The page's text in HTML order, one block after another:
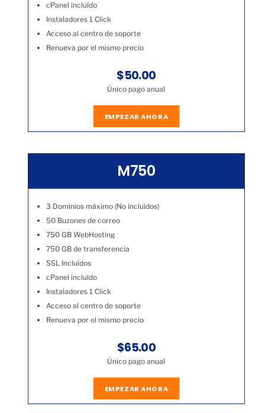
cPanel incluído
Instaladores 1 Click
Acceso al centro de soporte
Renueva por el mismo precio
$50.00
Único pago anual
EMPEZAR AHORA
M750
3 Dominios máximo (No incluídos)
50 Buzones de correo
750 GB WebHosting
750 GB de transferencia
SSL Incluídos
cPanel incluído
Instaladores 1 Click
Acceso al centro de soporte
Renueva por el mismo precio
$65.00
Único pago anual
EMPEZAR AHORA